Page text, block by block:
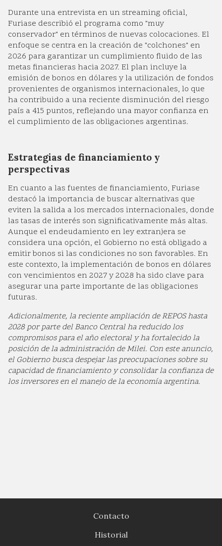
Durante una entrevista en un streaming oficial,
Furiase describió el programa como "muy
conservador" en términos de nuevas colocaciones. El
enfoque se centra en la creación de "colchones" en
2026 para garantizar un cumplimiento fluido de las
metas financieras hacia 2027. El plan incluye la
emisión de bonos en dólares y la utilización de fondos
provenientes de organismos internacionales, lo que
ha contribuido a una reciente disminución del riesgo
país a 415 puntos, reflejando una mayor confianza en
el cumplimiento de las obligaciones argentinas.
Estrategias de financiamiento y
perspectivas
En cuanto a las fuentes de financiamiento, Furiase
destacó la importancia de buscar alternativas que
eviten la salida a los mercados internacionales, donde
las tasas de interés son significativamente más altas.
Aunque el endeudamiento en ley extranjera se
considera una opción, el Gobierno no está obligado a
emitir bonos si las condiciones no son favorables. En
este contexto, la implementación de bonos en dólares
con vencimientos en 2027 y 2028 ha sido clave para
asegurar una parte importante de las obligaciones
futuras.
Adicionalmente, la reciente ampliación de REPOS hasta
2028 por parte del Banco Central ha reducido los
compromisos para el año electoral y ha fortalecido la
posición de la administración de Milei. Con este anuncio,
el Gobierno busca despejar las preocupaciones sobre su
capacidad de financiamiento y consolidar la confianza de
los inversores en el manejo de la economía argentina.
Contacto
Historial